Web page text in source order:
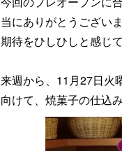
当にありがとうござい
期待をひしひしと感じ
来週から、11月27日火
向けて、焼菓子の仕込